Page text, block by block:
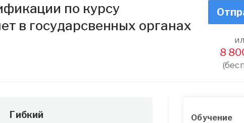
по курсу
в государсвенных органах
8
Гибкий
Обучение